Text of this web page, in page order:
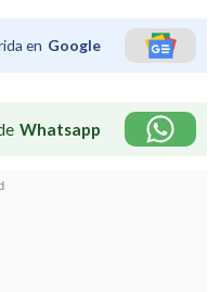
en Google
Whatsapp